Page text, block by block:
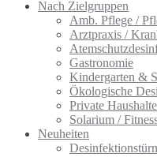
Nach Zielgruppen
Amb. Pflege /
Arztpraxis /
Gastronomie
Kindergarten &
Ökologische
Private Haushalte
Solarium /
Neuheiten